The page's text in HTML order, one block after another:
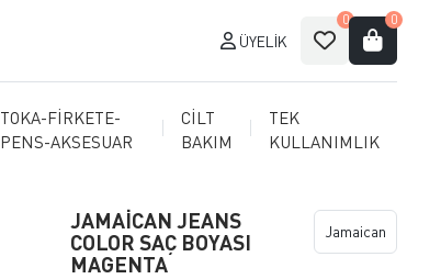
ÜYELIK
0 0
TOKA-FİRKETE-
PENS-AKSESUAR
CİLT
BAKIM
TEK
KULLANIMLIK
JAMAİCAN JEANS
COLOR SAÇ BOYASI
MAGENTA
Jamaican